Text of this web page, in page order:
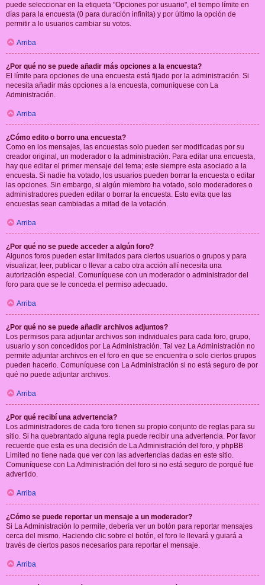
puede seleccionar en la etiqueta "Opciones por usuario", el tiempo límite en
días para la encuesta (0 para duración infinita) y por último la opción de
permitir a lo usuarios cambiar su votos.
Arriba
¿Por qué no se puede añadir más opciones a la encuesta?
El límite para opciones de una encuesta está fijado por la administración. Si
necesita añadir más opciones a la encuesta, comuníquese con La
Administración.
Arriba
¿Cómo edito o borro una encuesta?
Como en los mensajes, las encuestas solo pueden ser modificadas por su
creador original, un moderador o la administración. Para editar una encuesta,
hay que editar el primer mensaje del tema; este siempre esta asociado a la
encuesta. Si nadie ha votado, los usuarios pueden borrar la encuesta o editar
las opciones. Sin embargo, si algún miembro ha votado, solo moderadores o
administradores pueden editar o borrar la encuesta. Esto evita que las
encuestas sean cambiadas a mitad de la votación.
Arriba
¿Por qué no se puede acceder a algún foro?
Algunos foros pueden estar limitados para ciertos usuarios o grupos y para
visualizar, leer, publicar o llevar a cabo otra acción allí necesita una
autorización especial. Comuníquese con un moderador o administrador del
foro para que se le conceda el permiso adecuado.
Arriba
¿Por qué no se puede añadir archivos adjuntos?
Los permisos para adjuntar archivos son individuales para cada foro, grupo,
usuario y son concedidos por La Administración. Tal vez La Administración no
permite adjuntar archivos en el foro en que se encuentra o solo ciertos grupos
pueden hacerlo. Comuníquese con La Administración si no está seguro de por
qué no puede adjuntar archivos.
Arriba
¿Por qué recibí una advertencia?
Los administradores de cada foro tienen su propio conjunto de reglas para su
sitio. Si ha quebrantado alguna regla puede recibir una advertencia. Por favor
recuerde que esta es una decisión de La Administración del foro, y phpBB
Limited no tiene nada que ver con las advertencias dadas en este sitio.
Comuníquese con La Administración del foro si no está seguro de porqué fue
advertido.
Arriba
¿Cómo se puede reportar un mensaje a un moderador?
Si La Administración lo permite, debería ver un botón para reportar mensajes
cerca del mismo. Haciendo clic sobre el botón, el foro le llevará y guiará a
través de ciertos pasos necesarios para reportar el mensaje.
Arriba